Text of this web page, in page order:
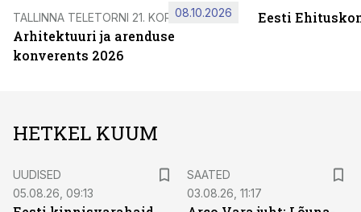
TALLINNA TELETORNI 21. KORRUSEL
Arhitektuuri ja arenduse
konverents 2026
08.10.2026 Eesti
HETKEL KUUM
UUDISED
05.08.26, 09:13
SAATED
03.08.26, 11:17